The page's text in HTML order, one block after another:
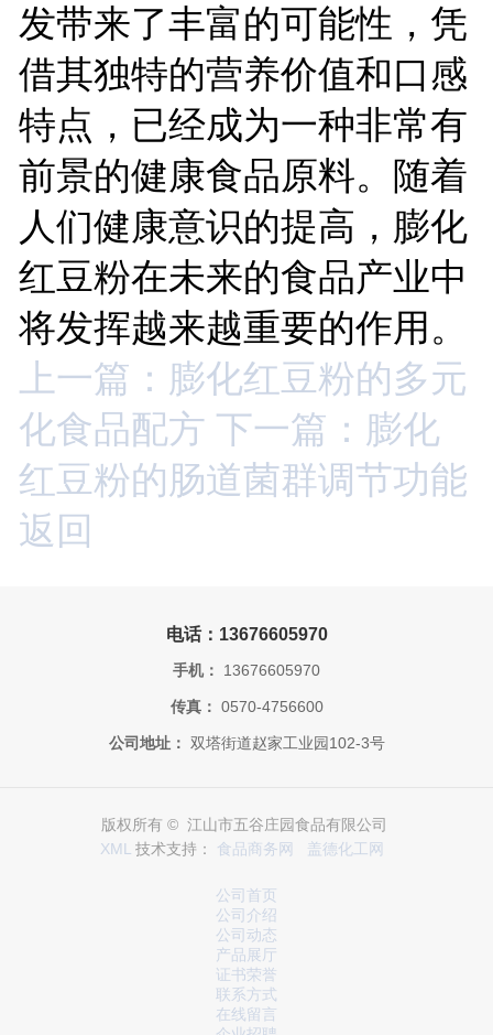
发带来了丰富的可能性，凭
借其独特的营养价值和口感
特点，已经成为一种非常有
前景的健康食品原料。随着
人们健康意识的提高，膨化
红豆粉在未来的食品产业中
将发挥越来越重要的作用。
上一篇：膨化红豆粉的多元
化食品配方 下一篇：膨化
红豆粉的肠道菌群调节功能
返回
电话：13676605970
手机： 13676605970
传真： 0570-4756600
公司地址： 双塔街道赵家工业园102-3号
版权所有 © 江山市五谷庄园食品有限公司
XML 技术支持： 食品商务网 盖德化工网
公司首页
公司介绍
公司动态
产品展厅
证书荣誉
联系方式
在线留言